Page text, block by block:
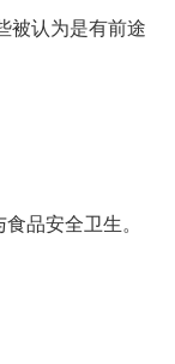
被认为是有前途
品安全卫生。